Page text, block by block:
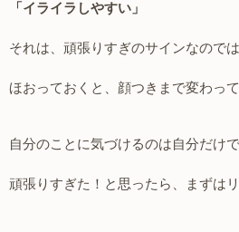
「イライラしやすい」
それは、頑張りすぎのサインなのでは
ほおっておくと、顔つきまで変わっ
自分のことに気づけるのは自分だけで
頑張りすぎた！と思ったら、まずは